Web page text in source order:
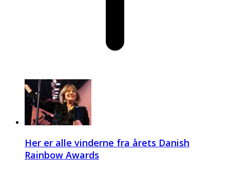
Her er alle vinderne fra årets Danish
Rainbow Awards